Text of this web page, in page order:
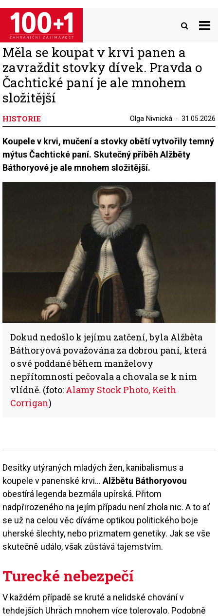
Přejít
hlavnímu
obsahu
Měla se koupat v krvi panen a
zavraždit stovky dívek. Pravda o
Čachtické paní je ale mnohem
složitější
HISTORIE Olga Nivnická 31.05.2026
Koupele v krvi, mučení a stovky obětí vytvořily temný
mýtus Čachtické paní. Skutečný příběh Alžběty
Báthoryové je ale mnohem složitější.
Dokud nedošlo k jejímu zatčení, byla Alžběta
Báthoryová považována za dobrou paní, která
o své poddané během manželovy
nepřítomnosti pečovala a chovala se k nim
vlídně. (foto: Alamy Stock Photo, Keith
Corrigan)
Desítky utýraných mladých žen, kanibalismus a
koupele v panenské krvi… Alžbětu Báthoryovou
obestírá legenda bezmála upírská. Přitom
nadpřirozeného na jejím případu není zhola nic. A to ať
se už na celou věc díváme optikou politického boje
uherské šlechty, nebo prizmatem genetiky. Jak se vše
skutečně událo, však zůstává tajemstvím.
Turecké nebezpečí
V každém případě se kruté a nelidské chování v
tehdejších Uhrách mnohem více tolerovalo. Podobně